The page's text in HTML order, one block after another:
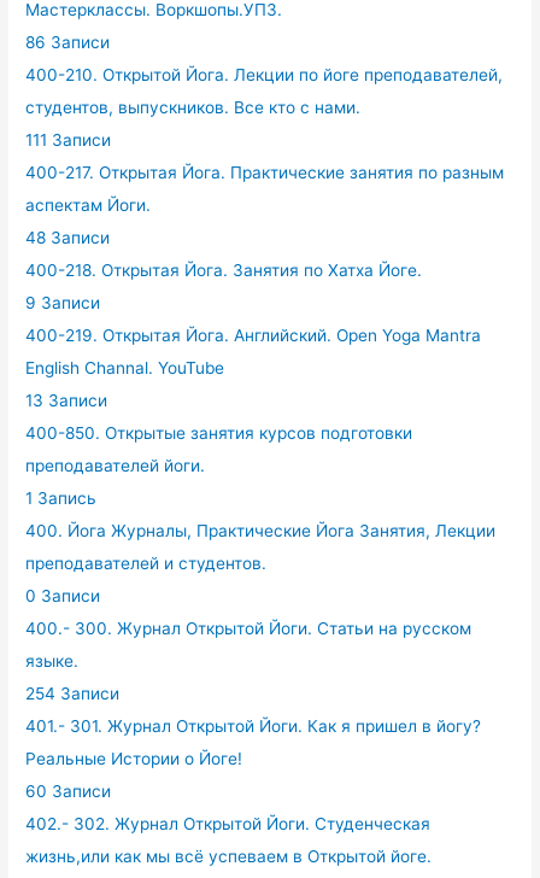
Мастерклассы. Воркшопы.УПЗ.
86 Записи
400-210. Открытой Йога. Лекции по йоге преподавателей,
студентов, выпускников. Все кто с нами.
111 Записи
400-217. Открытая Йога. Практические занятия по разным
аспектам Йоги.
48 Записи
400-218. Открытая Йога. Занятия по Хатха Йоге.
9 Записи
400-219. Открытая Йога. Английский. Open Yoga Mantra
English Channal. YouTube
13 Записи
400-850. Открытые занятия курсов подготовки
преподавателей йоги.
1 Запись
400. Йога Журналы, Практические Йога Занятия, Лекции
преподавателей и студентов.
0 Записи
400.- 300. Журнал Открытой Йоги. Статьи на русском
языке.
254 Записи
401.- 301. Журнал Открытой Йоги. Как я пришел в йогу?
Реальные Истории о Йоге!
60 Записи
402.- 302. Журнал Открытой Йоги. Студенческая
жизнь,или как мы всё успеваем в Открытой йоге.